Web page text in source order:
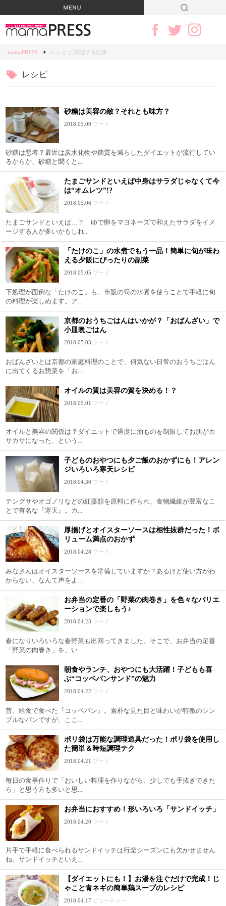
mamaPRESS レシピ に関連する記事
レシピ
砂糖は美容の敵？それとも味方？
2018.05.09 フード
砂糖は悪者？最近は炭水化物や糖質を減らしたダイエットが流行してい
るからか、砂糖と聞くと...
たまごサンドといえば中身はサラダじゃなくて今
は“オムレツ”!?
2018.05.06 フード
たまごサンドといえば…？ ゆで卵をマヨネーズで和えたサラダをイメ
ージする人が多いかもしれ...
「たけのこ」の水煮でもう一品！簡単に旬が味わ
える夕飯にぴったりの副菜
2018.05.05 フード
下処理が面倒な「たけのこ」も、市販の筍の水煮を使うことで手軽に旬
の料理が楽しめます。ア...
京都のおうちごはんはいかが？「おばんざい」で
小皿晩ごはん
2018.05.03 フード
おばんざいとは京都の家庭料理のことで、何気ない日常のおうちごはん
に出てくるお惣菜を「お...
オイルの質は美容の質を決める！？
2018.05.01 フード
オイルと美容の関係は？ダイエットで過度に油ものを制限してお肌がカ
サカサになった、という...
子どものおやつにも夕ご飯のおかずにも！アレン
ジいろいろ寒天レシピ
2018.04.30 フード
テングサやオゴノリなどの紅藻類を原料に作られ、食物繊維が豊富なこ
とで有名な『寒天』。カ...
厚揚げとオイスターソースは相性抜群だった！ボ
リューム満点のおかず
2018.04.28 フード
みなさんはオイスターソースを常備していますか？あるけど使い方がわ
からない、なんて声をよ...
お弁当の定番の「野菜の肉巻き」を色々なバリエ
ーションで楽しもう♪
2018.04.23 フード
春になりいろいろな春野菜も出回ってきました。そこで、お弁当の定番
「野菜の肉巻き」を、い...
朝食やランチ、おやつにも大活躍！子どもも喜
ぶ“コッペパンサンド”の魅力
2018.04.22 フード
昔、給食で食べた『コッペパン』。素朴な見た目と味わいが特徴のシン
プルなパンですが、ここ...
ポリ袋は万能な調理道具だった！ポリ袋を使用し
た簡単＆時短調理テク
2018.04.21 フード
毎日の食事作りで「おいしい料理を作りながら、少しでも手抜きできた
ら」と思う方も多いと思...
お弁当におすすめ！形いろいろ「サンドイッチ」
2018.04.20 フード
片手で手軽に食べられるサンドイッチは行楽シーズンにも欠かせません
ね。サンドイッチといえ...
【ダイエットにも！】お湯を注ぐだけで完成！じ
ゃこと青ネギの簡単鶏スープのレシピ
2018.04.17 ビューティー